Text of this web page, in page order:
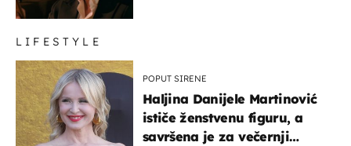
LIFESTYLE
POPUT SIRENE
Haljina Danijele Martinović
ističe ženstvenu figuru, a
savršena je za večernji